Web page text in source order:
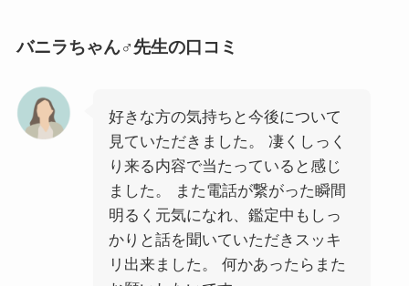
バニラちゃん♂先生の口コミ
好きな方の気持ちと今後について
見ていただきました。 凄くしっく
り来る内容で当たっていると感じ
ました。 また電話が繋がった瞬間
明るく元気になれ、鑑定中もしっ
かりと話を聞いていただきスッキ
リ出来ました。 何かあったらまた